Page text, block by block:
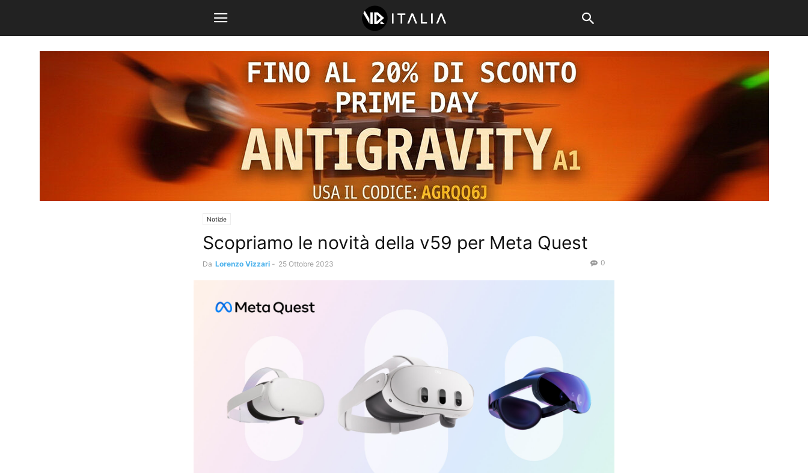
Notizie
Scopriamo le novità della v59 per Meta Quest
Da Lorenzo Vizzari - 25 Ottobre 2023 0